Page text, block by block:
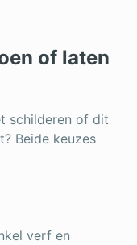
of laten
schilderen of dit
Beide keuzes
verf en